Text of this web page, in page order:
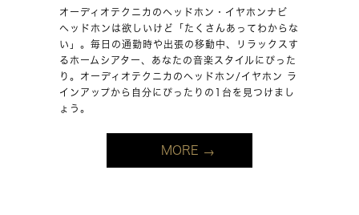
オーディオテクニカのヘッドホン・イヤホンナビ
ヘッドホンは欲しいけど「たくさんあってわからな
い」。毎日の通勤時や出張の移動中、リラックスす
るホームシアター、あなたの音楽スタイルにぴった
り。オーディオテクニカのヘッドホン/イヤホン ラ
インアップから自分にぴったりの1台を見つけまし
ょう。
MORE